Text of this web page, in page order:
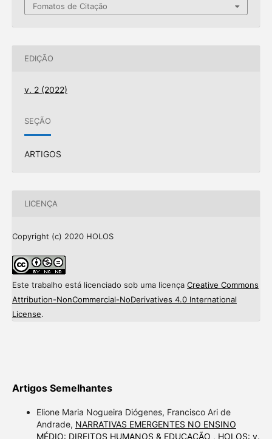
Fomatos de Citação
EDIÇÃO
v. 2 (2022)
SEÇÃO
ARTIGOS
LICENÇA
Copyright (c) 2020 HOLOS
Este trabalho está licenciado sob uma licença Creative Commons
Attribution-NonCommercial-NoDerivatives 4.0 International
License.
Artigos Semelhantes
Elione Maria Nogueira Diógenes, Francisco Ari de
Andrade, NARRATIVAS EMERGENTES NO ENSINO
MÉDIO: DIREITOS HUMANOS & EDUCAÇÃO , HOLOS: v.